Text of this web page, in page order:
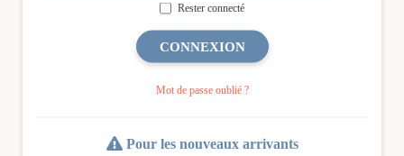
Rester connecté
CONNEXION
Mot de passe oublié ?
 Pour les nouveaux arrivants